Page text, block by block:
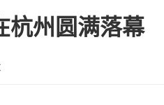
州圆满落幕